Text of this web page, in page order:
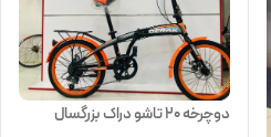
دوچرخه 20 تاشو دراک بزرگسال